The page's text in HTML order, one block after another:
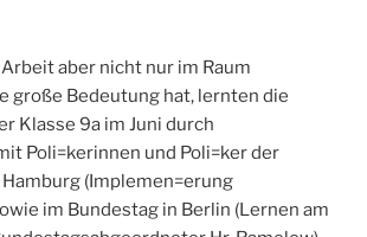
aber nicht nur im Raum
große Bedeutung hat, lernten die
Klasse 9a im Juni durch
Poli=kerinnen und Poli=ker der
(Implemen=erung
im Bundestag in Berlin (Lernen am